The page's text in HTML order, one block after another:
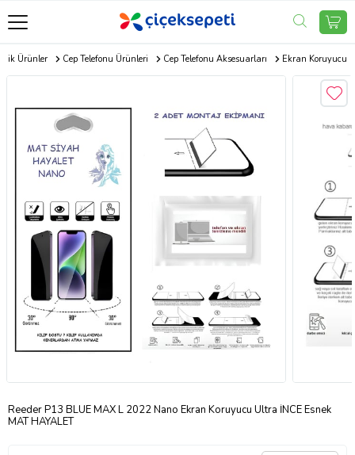
Ürünler Cep Telefonu Ürünleri Cep Telefonu Aksesuarları Ekran Koruyucu
Reeder P13 BLUE MAX L 2022 Nano Ekran Koruyucu Ultra İNCE Esnek
MAT HAYALET